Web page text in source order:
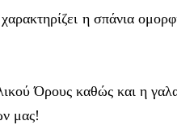
χαρακτηρίζει η σπάνια
Όρους καθώς και η
μας!